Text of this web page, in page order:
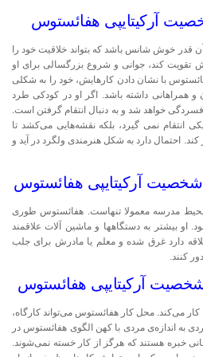
آرکیتایپی هفائستوس
قدر خوش شانس باشد که بتواند خلاقیت خود را
تقویت کند، جوانی و شروع بزرگسالی برای او
با نشان دادن کارهایش، خود را به شکلی
و همراهانی داشته باشد. اگر او در کودکی طرد
خواهد شد و به دنبال انتقام گرفتن است.
انتقام نمی گیرد، بلکه نقشه‌هایی می‌کشد تا
کند. احتمال دارد به شکل هنرمندی ولگرد در آید و
آرکیتایپی هفائستوس
مدرسه معمولا تنهاست. هفائستوس طوری
او بیشتر به دستگاهها و ماشین آلات علاقمند
دارد غرق شده و معلم یا مادرش برای جلب
کنند.
آرکیتایپی هفائستوس
می‌کند. محل کار هفائستوس می‌تواند کارگاه،
به اندازه‌ی مردی با کهن الگوی هفائستوس در
خبره هستند که هرگز از کار خسته نمی‌شوند.